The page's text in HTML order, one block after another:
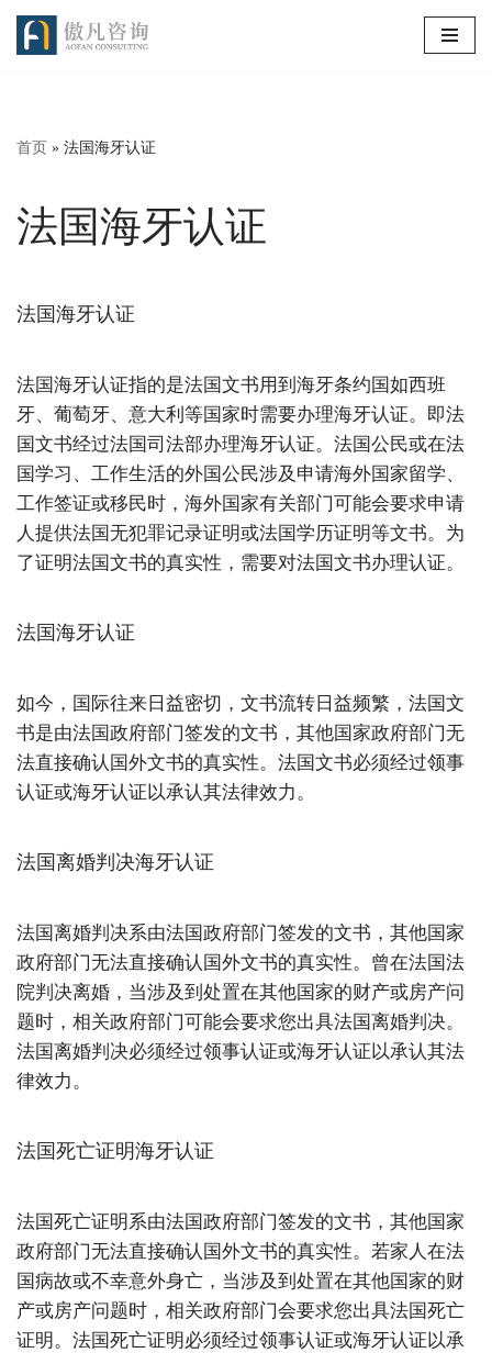
跳
文
首页 » 法国海牙认证
法国海牙认证
法国海牙认证
法国海牙认证指的是法国文书用到海牙条约国如西班
牙、葡萄牙、意大利等国家时需要办理海牙认证。即法
国文书经过法国司法部办理海牙认证。法国公民或在法
国学习、工作生活的外国公民涉及申请海外国家留学、
工作签证或移民时，海外国家有关部门可能会要求申请
人提供法国无犯罪记录证明或法国学历证明等文书。为
了证明法国文书的真实性，需要对法国文书办理认证。
法国海牙认证
如今，国际往来日益密切，文书流转日益频繁，法国文
书是由法国政府部门签发的文书，其他国家政府部门无
法直接确认国外文书的真实性。法国文书必须经过领事
认证或海牙认证以承认其法律效力。
法国离婚判决海牙认证
法国离婚判决系由法国政府部门签发的文书，其他国家
政府部门无法直接确认国外文书的真实性。曾在法国法
院判决离婚，当涉及到处置在其他国家的财产或房产问
题时，相关政府部门可能会要求您出具法国离婚判决。
法国离婚判决必须经过领事认证或海牙认证以承认其法
律效力。
法国死亡证明海牙认证
法国死亡证明系由法国政府部门签发的文书，其他国家
政府部门无法直接确认国外文书的真实性。若家人在法
国病故或不幸意外身亡，当涉及到处置在其他国家的财
产或房产问题时，相关政府部门会要求您出具法国死亡
证明。法国死亡证明必须经过领事认证或海牙认证以承